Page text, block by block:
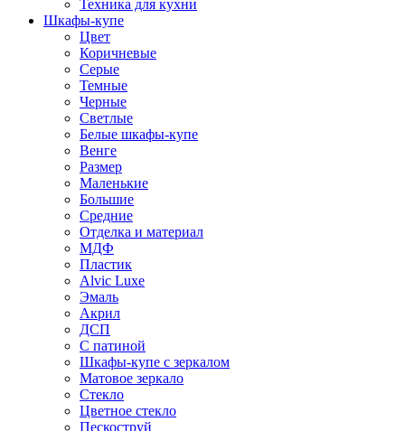
Техника для кухни
Шкафы-купе
Цвет
Коричневые
Серые
Темные
Черные
Светлые
Белые шкафы-купе
Венге
Размер
Маленькие
Большие
Средние
Отделка и материал
МДФ
Пластик
Alvic Luxe
Эмаль
Акрил
ДСП
С патиной
Шкафы-купе с зеркалом
Матовое зеркало
Стекло
Цветное стекло
Пескоструй